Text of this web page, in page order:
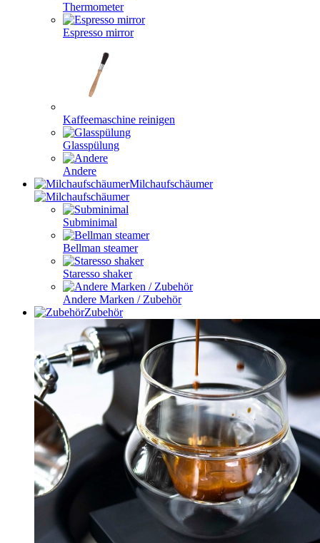
Thermometer
Espresso mirror
Kaffeemaschine reinigen
Glasspülung
Andere
Milchaufschäumer
Subminimal
Bellman steamer
Staresso shaker
Andere Marken / Zubehör
Zubehör